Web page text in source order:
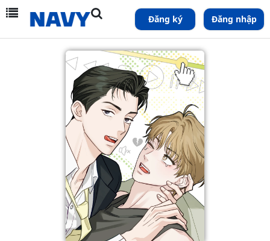
Đăng ký Đăng nhập